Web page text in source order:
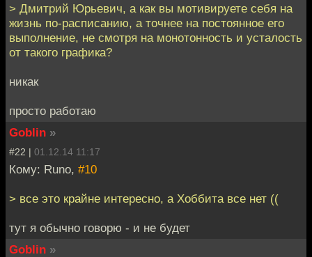
> Дмитрий Юрьевич, а как вы мотивируете себя на
жизнь по-расписанию, а точнее на постоянное его
выполнение, не смотря на монотонность и усталость
от такого графика?
никак
просто работаю
Goblin »
#22 | 01.12.14 11:17
Кому: Runo, #10
> все это крайне интересно, а Хоббита все нет ((
тут я обычно говорю - и не будет
Goblin »